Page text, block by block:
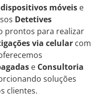
móveis e
Detetives
prontos para realizar
via celular com
e Consultoria
soluções
clientes.